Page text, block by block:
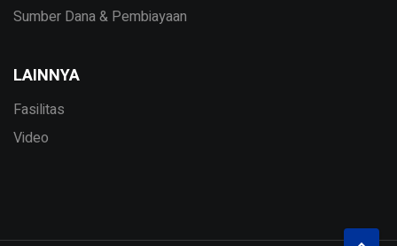
Sumber Dana & Pembiayaan
LAINNYA
Fasilitas
Video